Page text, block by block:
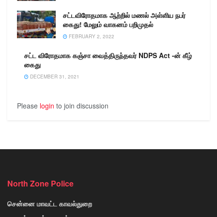
சட்டவிரோதமாக ஆற்றில் மணல் அள்ளிய நபர்
கைது! மேலும் வாகனம் பறிமுதல்
FEBRUARY 2, 2022
சட்ட விரோதமாக கஞ்சா வைத்திருந்தவர் NDPS Act -ன் கீழ்
கைது
DECEMBER 31, 2021
Please login to join discussion
North Zone Police
சென்னை மாவட்ட காவல்துறை